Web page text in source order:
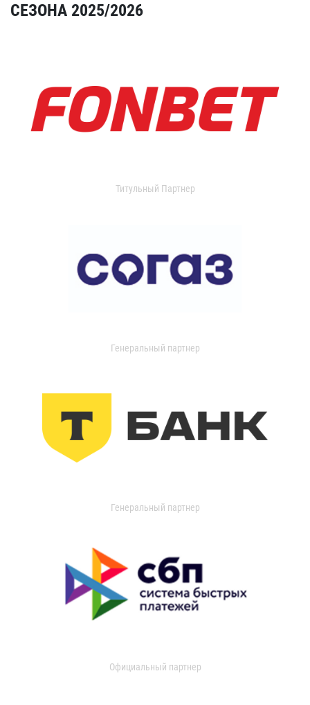
СЕЗОНА 2025/2026
Титульный Партнер
Генеральный партнер
Генеральный партнер
Официальный партнер